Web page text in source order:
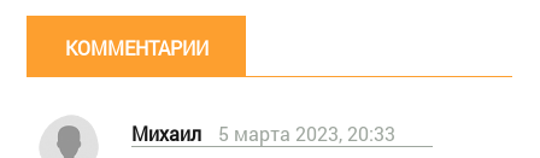
КОММЕНТАРИИ
Михаил
5 марта 2023, 20:33